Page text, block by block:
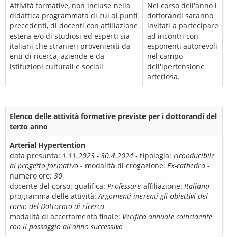
Attività formative, non incluse nella
didattica programmata di cui ai punti
precedenti, di docenti con affiliazione
estera e/o di studiosi ed esperti sia
italiani che stranieri provenienti da
enti di ricerca, aziende e da
istituzioni culturali e sociali
Nel corso dell'anno i
dottorandi saranno
invitati a partecipare
ad incontri con
esponenti autorevoli
nel campo
dell'ipertensione
arteriosa.
Elenco delle attività formative previste per i dottorandi del
terzo anno
Arterial Hypertention
data presunta: 1.11.2023 - 30.4.2024 - tipologia: riconducibile
al progetto formativo - modalità di erogazione: Ex-cathedra -
numero ore: 30
docente del corso: qualifica: Professore affiliazione: Italiana
programma delle attività:Argomenti inerenti gli obiettivi del
corso del Dottorato di ricerca
modalità di accertamento finale: Verifica annuale coincidente
con il passaggio all'anno successivo